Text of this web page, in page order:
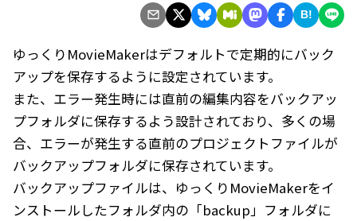
B!
ゆっくりMovieMakerはデフォルトで定期的にバック
アップを保存するように設定されています。
また、エラー発生時には直前の編集内容をバックアッ
プフォルダに保存するよう設計されており、多くの場
合、エラーが発生する直前のプロジェクトファイルが
バックアップフォルダに保存されています。
バックアップファイルは、ゆっくりMovieMakerをイ
ンストールしたフォルダ内の「backup」フォルダに